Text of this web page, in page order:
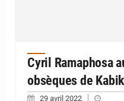
Cyril Ramaphosa
obsèques de
29 avril 2022